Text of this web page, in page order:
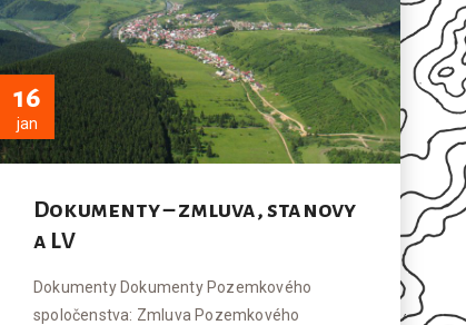
16
jan
Dokumenty – zmluva, stanovy
a LV
Dokumenty Dokumenty Pozemkového
spoločenstva: Zmluva Pozemkového